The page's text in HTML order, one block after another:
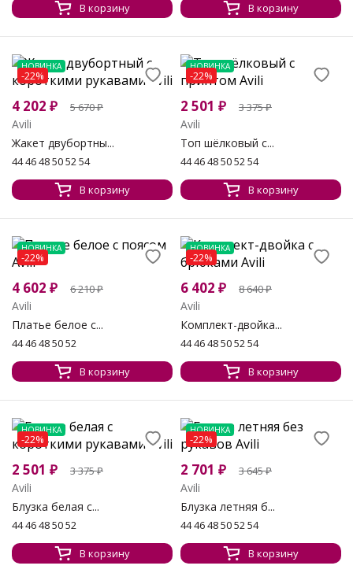
В корзину
В корзину
НОВИНКА
-22%
4 202 ₽ 5 670₽
Avili
Жакет двубортны...
44 46 48 50 52 54
В корзину
НОВИНКА
-22%
2 501 ₽ 3 375₽
Avili
Топ шёлковый с...
44 46 48 50 52 54
В корзину
НОВИНКА
-22%
4 602 ₽ 6 210₽
Avili
Платье белое с...
44 46 48 50 52
В корзину
НОВИНКА
-22%
6 402 ₽ 8 640₽
Avili
Комплект-двойка...
44 46 48 50 52 54
В корзину
НОВИНКА
-22%
2 501 ₽ 3 375₽
Avili
Блузка белая с...
44 46 48 50 52
В корзину
НОВИНКА
-22%
2 701 ₽ 3 645₽
Avili
Блузка летняя б...
44 46 48 50 52 54
В корзину